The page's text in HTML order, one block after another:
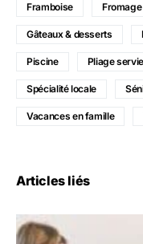
Framboise Fromage
Gâteaux & desserts
Piscine Pliage
Spécialité locale
Vacances en famille
Articles liés